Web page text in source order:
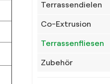
Terrassendielen
Co-Extrusion
Terrassenfliesen
Zubehör